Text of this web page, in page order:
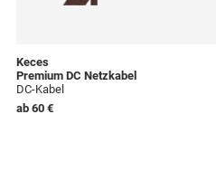
Keces
Premium DC Netzkabel
DC-Kabel
ab 60 €